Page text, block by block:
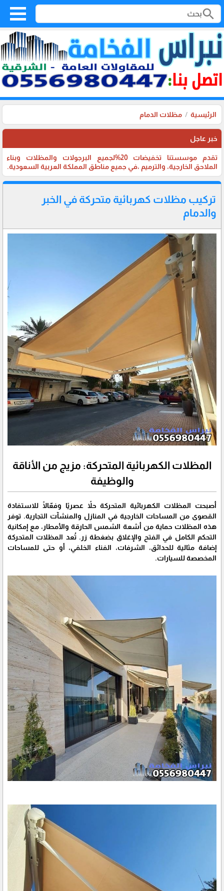
search
الرئيسية مظلات الدمام
خبر عاجل
تقدم موسستنا تخفيضات 20%لجميع البرجولات والمظلات وبناء
الملاحق الخارجية، والترميم ،في جميع مناطق المملكة العربية السعودية.
تركيب مظلات كهربائية متحركة في الخبر
والدمام
المظلات الكهربائية المتحركة: مزيج من الأناقة
والوظيفة
​أصبحت المظلات الكهربائية المتحركة حلاً عصريًا وفعّالًا للاستفادة
القصوى من المساحات الخارجية في المنازل والمنشآت التجارية. توفر
هذه المظلات حماية من أشعة الشمس الحارقة والأمطار، مع إمكانية
التحكم الكامل في الفتح والإغلاق بضغطة زر. تُعد المظلات المتحركة
إضافة مثالية للحدائق، الشرفات، الفناء الخلفي، أو حتى للمساحات
المخصصة للسيارات.